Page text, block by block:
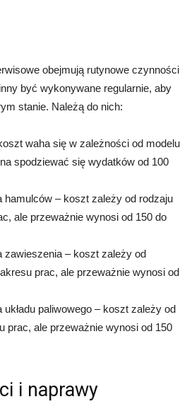
obejmują rutynowe czynności
być wykonywane regularnie, aby
stanie. Należą do nich:
waha się w zależności od modelu
spodziewać się wydatków od 100
hamulców – koszt zależy od rodzaju
ale przeważnie wynosi od 150 do
zawieszenia – koszt zależy od
prac, ale przeważnie wynosi od
układu paliwowego – koszt zależy od
prac, ale przeważnie wynosi od 150
i naprawy